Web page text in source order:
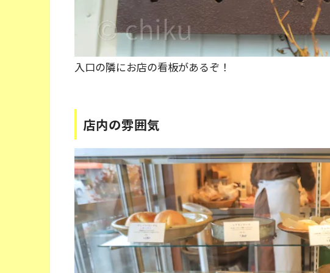
入口の隣にお店の看板があるぞ！
店内の雰囲気